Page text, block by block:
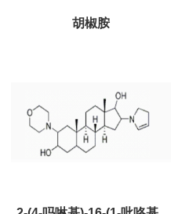
胡椒胺